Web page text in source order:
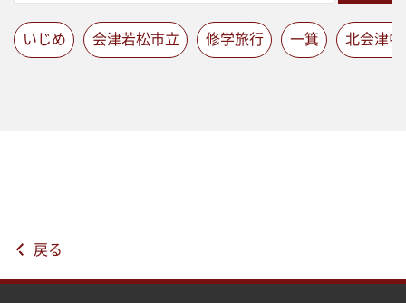
いじめ 会津若松市立 修学旅行 一箕 北会津中
戻る